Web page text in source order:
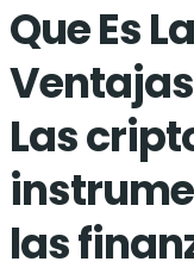
Que Es
Las
las